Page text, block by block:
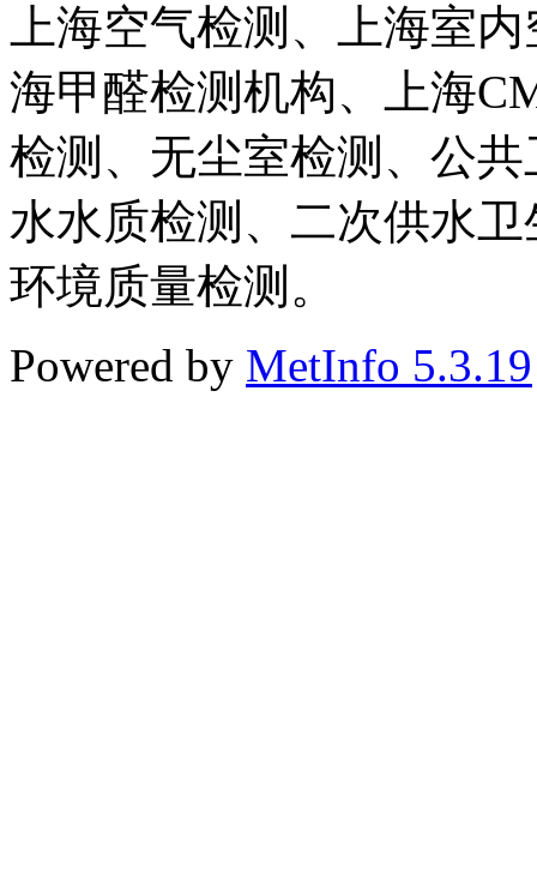
上海空气检测、上海室
海甲醛检测机构、上海
检测、无尘室检测、公
水水质检测、二次供水
环境质量检测。
Powered by MetInfo 5.3.19